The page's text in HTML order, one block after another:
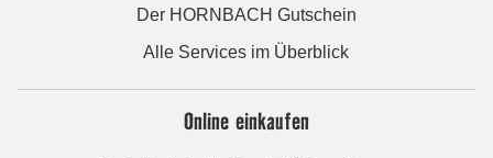
Der HORNBACH Gutschein
Alle Services im Überblick
Online einkaufen